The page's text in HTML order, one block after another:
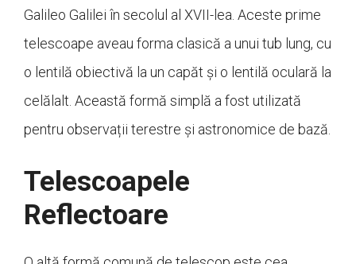
Galileo Galilei în secolul al XVII-lea. Aceste prime
telescoape aveau forma clasică a unui tub lung, cu
o lentilă obiectivă la un capăt și o lentilă oculară la
celălalt. Această formă simplă a fost utilizată
pentru observații terestre și astronomice de bază.
Telescoapele
Reflectoare